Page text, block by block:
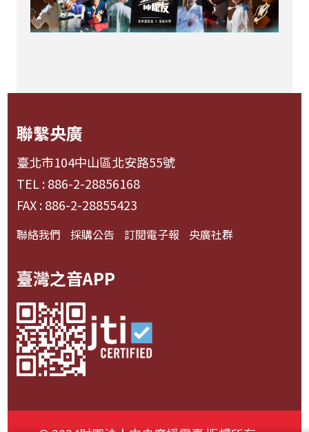
聯繫央廣
臺北市104中山區北安路55號
TEL : 886-2-28856168
FAX : 886-2-28855423
聯絡我們 採購公告 訂閱電子報 央廣社群
臺灣之音APP